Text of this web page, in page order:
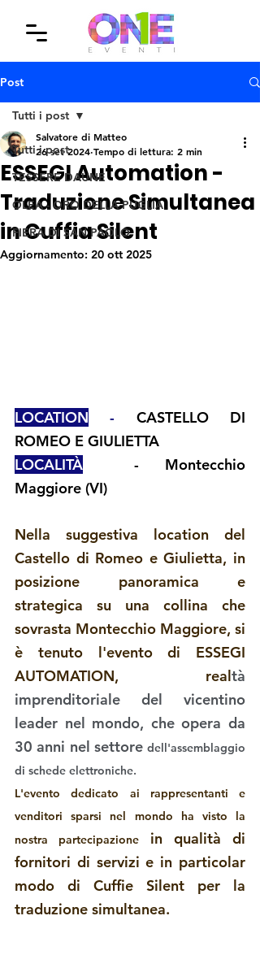
Post
Tutti i post
TESSERE DAUNE
OLEA - ORO DELLA PUGLIA
FIERA DI SAN PAOLO
Tutti i post
ESSEGI Automation -
Traduzione Simultanea
in Cuffia Silent
Salvatore di Matteo
26 set 2024 Tempo di lettura: 2 min
Aggiornamento: 20 ott 2025
LOCATION -
CASTELLO DI
ROMEO E GIULIETTA
LOCALITÀ
  - Montecchio
Maggiore (VI)
Nella suggestiva location del
Castello di Romeo e Giulietta, in
posizione panoramica e
strategica su una collina che
sovrasta Montecchio Maggiore, si
è tenuto l'evento di ESSEGI
AUTOMATION, realtà
imprenditoriale del vicentino
leader nel mondo, che opera da
30 anni nel settore dell'assemblaggio
di schede elettroniche.
L'evento dedicato ai rappresentanti e
venditori sparsi nel mondo ha visto la
nostra partecipazione
in qualità di
fornitori di servizi e in particolar
modo di Cuffie Silent per la
traduzione simultanea.